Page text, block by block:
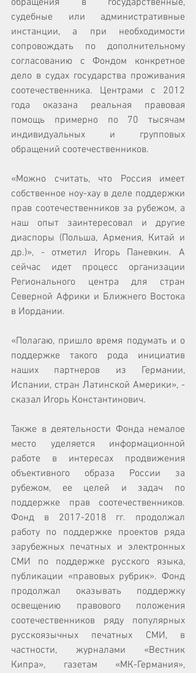
обращения в государственные,
судебные или административные
инстанции, а при необходимости
сопровождать по дополнительному
согласованию с Фондом конкретное
дело в судах государства проживания
соотечественника. Центрами с 2012
года оказана реальная правовая
помощь примерно по 70 тысячам
индивидуальных и групповых
обращений соотечественников.
«Можно считать, что Россия имеет
собственное ноу-хау в деле поддержки
прав соотечественников за рубежом, а
наш опыт заинтересовал и другие
диаспоры (Польша, Армения, Китай и
др.)», - отметил Игорь Паневкин. А
сейчас идет процесс организации
Регионального центра для стран
Северной Африки и Ближнего Востока
в Иордании.
«Полагаю, пришло время подумать и о
поддержке такого рода инициатив
наших партнеров из Германии,
Испании, стран Латинской Америки», -
сказал Игорь Константинович.
Также в деятельности Фонда немалое
место уделяется информационной
работе в интересах продвижения
объективного образа России за
рубежом, ее целей и задач по
поддержке прав соотечественников.
Фонд в 2017-2018 гг. продолжал
работу по поддержке проектов ряда
зарубежных печатных и электронных
СМИ по поддержке русского языка,
публикации «правовых рубрик». Фонд
продолжал оказывать поддержку
освещению правового положения
соотечественников ряду популярных
русскоязычных печатных СМИ, в
частности, журналами «Вестник
Кипра», газетам «МК-Германия»,